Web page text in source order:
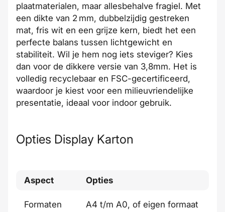
plaatmaterialen, maar allesbehalve fragiel. Met
een dikte van 2 mm, dubbelzijdig gestreken
mat, fris wit en een grijze kern, biedt het een
perfecte balans tussen lichtgewicht en
stabiliteit. Wil je hem nog iets steviger? Kies
dan voor de dikkere versie van 3,8mm. Het is
volledig recyclebaar en FSC-gecertificeerd,
waardoor je kiest voor een milieuvriendelijke
presentatie, ideaal voor indoor gebruik.
Opties Display Karton
Aspect Opties
Formaten A4 t/m A0, of eigen formaat